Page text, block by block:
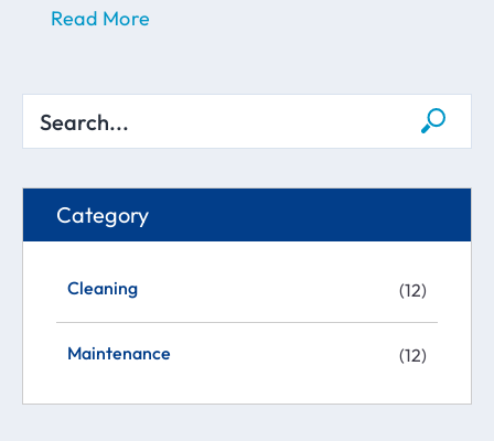
Read More
Category
Cleaning (12)
Maintenance (12)